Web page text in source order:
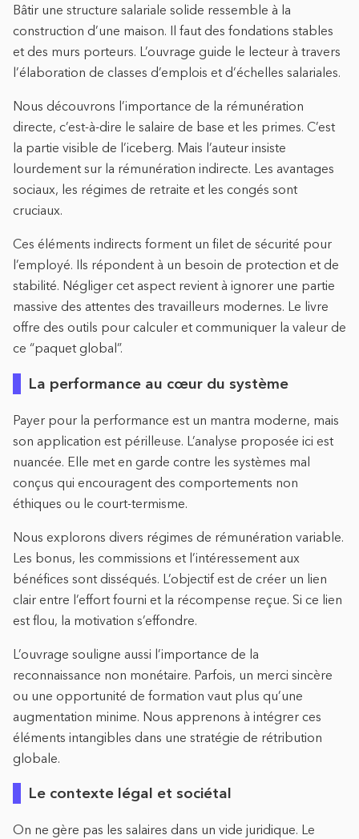
Bâtir une structure salariale solide ressemble à la
construction d’une maison. Il faut des fondations stables
et des murs porteurs. L’ouvrage guide le lecteur à travers
l’élaboration de classes d’emplois et d’échelles salariales.
Nous découvrons l’importance de la rémunération
directe, c’est-à-dire le salaire de base et les primes. C’est
la partie visible de l’iceberg. Mais l’auteur insiste
lourdement sur la rémunération indirecte. Les avantages
sociaux, les régimes de retraite et les congés sont
cruciaux.
Ces éléments indirects forment un filet de sécurité pour
l’employé. Ils répondent à un besoin de protection et de
stabilité. Négliger cet aspect revient à ignorer une partie
massive des attentes des travailleurs modernes. Le livre
offre des outils pour calculer et communiquer la valeur de
ce “paquet global”.
La performance au cœur du système
Payer pour la performance est un mantra moderne, mais
son application est périlleuse. L’analyse proposée ici est
nuancée. Elle met en garde contre les systèmes mal
conçus qui encouragent des comportements non
éthiques ou le court-termisme.
Nous explorons divers régimes de rémunération variable.
Les bonus, les commissions et l’intéressement aux
bénéfices sont disséqués. L’objectif est de créer un lien
clair entre l’effort fourni et la récompense reçue. Si ce lien
est flou, la motivation s’effondre.
L’ouvrage souligne aussi l’importance de la
reconnaissance non monétaire. Parfois, un merci sincère
ou une opportunité de formation vaut plus qu’une
augmentation minime. Nous apprenons à intégrer ces
éléments intangibles dans une stratégie de rétribution
globale.
Le contexte légal et sociétal
On ne gère pas les salaires dans un vide juridique. Le